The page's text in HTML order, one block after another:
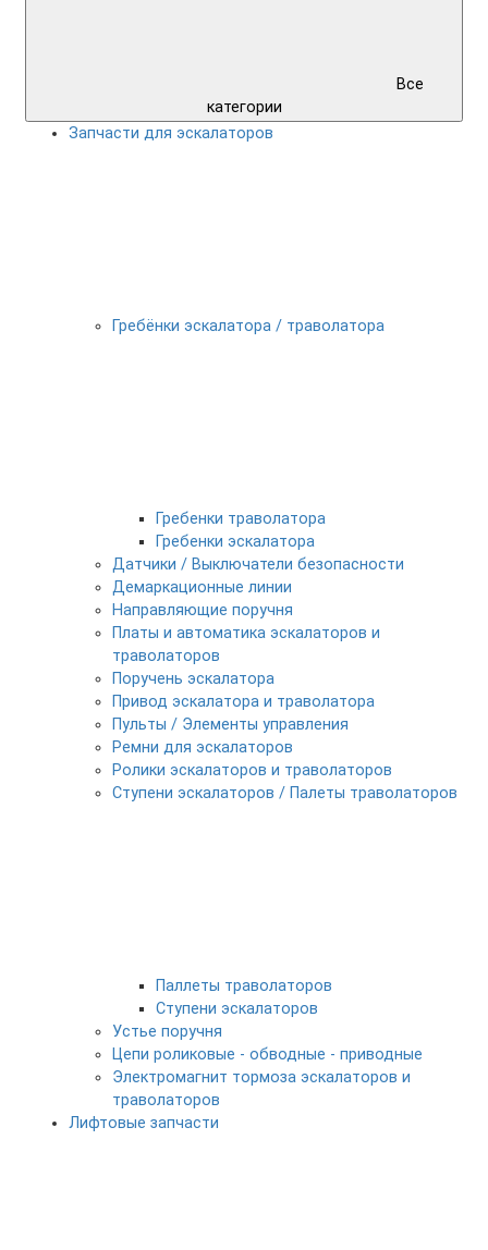
Все
категории
Запчасти для эскалаторов
Гребёнки эскалатора / траволатора
Гребенки траволатора
Гребенки эскалатора
Датчики / Выключатели безопасности
Демаркационные линии
Направляющие поручня
Платы и автоматика эскалаторов и
траволаторов
Поручень эскалатора
Привод эскалатора и траволатора
Пульты / Элементы управления
Ремни для эскалаторов
Ролики эскалаторов и траволаторов
Ступени эскалаторов / Палеты траволаторов
Паллеты траволаторов
Ступени эскалаторов
Устье поручня
Цепи роликовые - обводные - приводные
Электромагнит тормоза эскалаторов и
траволаторов
Лифтовые запчасти